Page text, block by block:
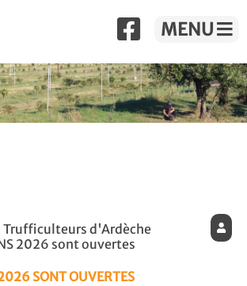
MENU
Trufficulteurs d'Ardèche
2026 sont ouvertes
SONT OUVERTES